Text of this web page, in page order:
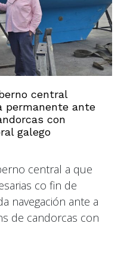
central
permanente ante
con
galego
central a que
co fin de
navegación ante a
de candorcas con